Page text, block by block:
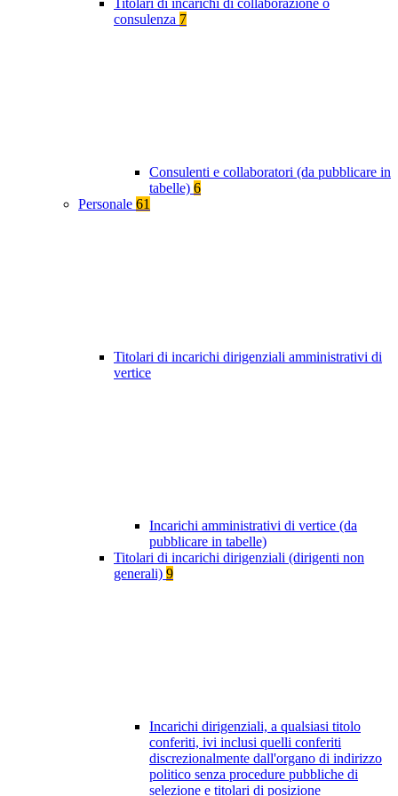
Titolari di incarichi di collaborazione o
consulenza 7
Consulenti e collaboratori (da pubblicare in
tabelle) 6
Personale 61
Titolari di incarichi dirigenziali amministrativi di
vertice
Incarichi amministrativi di vertice (da
pubblicare in tabelle)
Titolari di incarichi dirigenziali (dirigenti non
generali) 9
Incarichi dirigenziali, a qualsiasi titolo
conferiti, ivi inclusi quelli conferiti
discrezionalmente dall'organo di indirizzo
politico senza procedure pubbliche di
selezione e titolari di posizione